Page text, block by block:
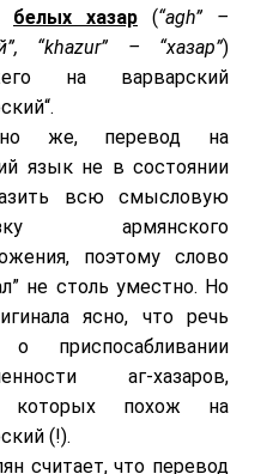
белых хазар (“agh” –
“khazur” – “хазар”)
на варварский
же, перевод на
язык не в состоянии
всю смысловую
армянского
поэтому слово
не столь уместно. Но
ясно, что речь
приспосабливании
аг-хазаров,
которых похож на
(!).
считает, что перевод